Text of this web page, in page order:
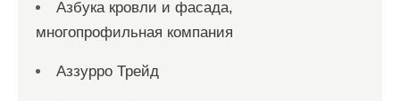
Азбука кровли и фасада,
многопрофильная компания
Аззурро Трейд